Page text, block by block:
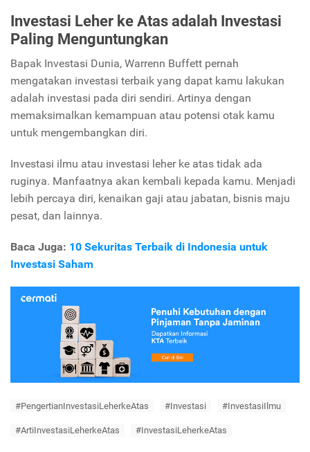
Investasi Leher ke Atas adalah Investasi
Paling Menguntungkan
Bapak Investasi Dunia, Warrenn Buffett pernah
mengatakan investasi terbaik yang dapat kamu lakukan
adalah investasi pada diri sendiri. Artinya dengan
memaksimalkan kemampuan atau potensi otak kamu
untuk mengembangkan diri.
Investasi ilmu atau investasi leher ke atas tidak ada
ruginya. Manfaatnya akan kembali kepada kamu. Menjadi
lebih percaya diri, kenaikan gaji atau jabatan, bisnis maju
pesat, dan lainnya.
Baca Juga: 10 Sekuritas Terbaik di Indonesia untuk
Investasi Saham
#PengertianInvestasiLeherkeAtas #Investasi #InvestasiIlmu
#ArtiInvestasiLeherkeAtas #InvestasiLeherkeAtas